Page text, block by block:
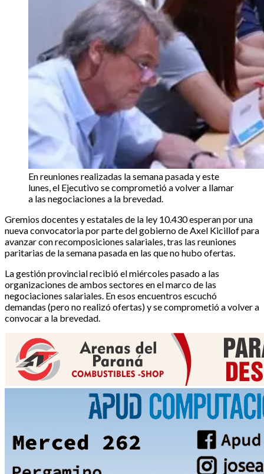
En reuniones realizadas la semana pasada y este
lunes, el Ejecutivo se comprometió a volver a llamar
a las negociaciones a la brevedad.
Gremios docentes y estatales de la ley 10.430 esperan por una
nueva convocatoria por parte del gobierno de Axel Kicillof para
avanzar con recomposiciones salariales, tras las reuniones
paritarias de la semana pasada en las que no hubo ofertas.
La gestión provincial recibió el miércoles pasado a las
organizaciones de ambos sectores en el marco de las
negociaciones salariales. En esos encuentros escuchó
demandas (pero no realizó ofertas) y se comprometió a volver a
convocar a la brevedad.